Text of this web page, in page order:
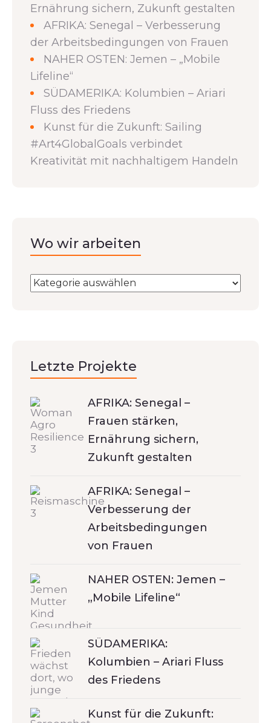
Ernährung sichern, Zukunft gestalten
AFRIKA: Senegal – Verbesserung
der Arbeitsbedingungen von Frauen
NAHER OSTEN: Jemen – „Mobile
Lifeline“
SÜDAMERIKA: Kolumbien – Ariari
Fluss des Friedens
Kunst für die Zukunft: Sailing
#Art4GlobalGoals verbindet
Kreativität mit nachhaltigem Handeln
Wo wir arbeiten
Letzte Projekte
AFRIKA: Senegal –
Frauen stärken,
Ernährung sichern,
Zukunft gestalten
AFRIKA: Senegal –
Verbesserung der
Arbeitsbedingungen
von Frauen
NAHER OSTEN: Jemen –
„Mobile Lifeline“
SÜDAMERIKA:
Kolumbien – Ariari Fluss
des Friedens
Kunst für die Zukunft: